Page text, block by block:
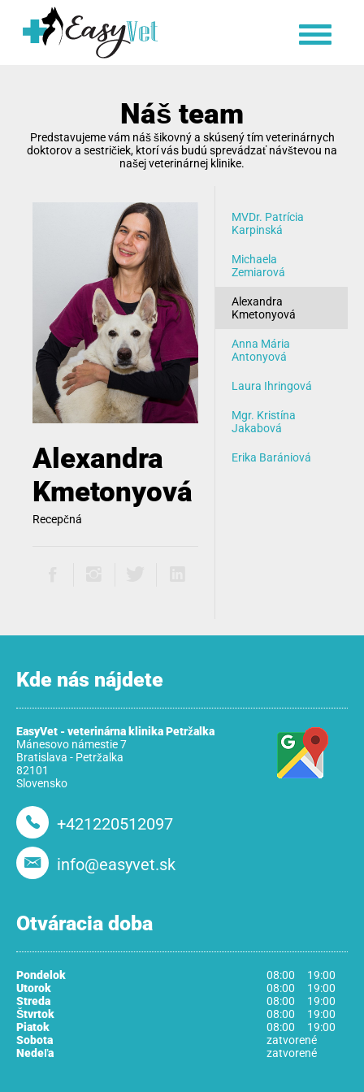
Náš team
Predstavujeme vám náš šikovný a skúsený tím veterinárnych
doktorov a sestričiek, ktorí vás budú sprevádzať návštevou na
našej veterinárnej klinike.
Alexandra
Kmetonyová
Recepčná
MVDr. Patrícia
Karpinská
Michaela
Zemiarová
Alexandra
Kmetonyová
Anna Mária
Antonyová
Laura Ihringová
Mgr. Kristína
Jakabová
Erika Barániová
Kde nás nájdete
EasyVet - veterinárna klinika Petržalka
Mánesovo námestie 7
Bratislava - Petržalka
82101
Slovensko
+421220512097
info@easyvet.sk
Otváracia doba
Pondelok 08:00
19:00
Utorok
08:00
19:00
Streda
08:00
19:00
Štvrtok
08:00
19:00
Piatok
08:00
19:00
Sobota
zatvorené
Nedeľa
zatvorené